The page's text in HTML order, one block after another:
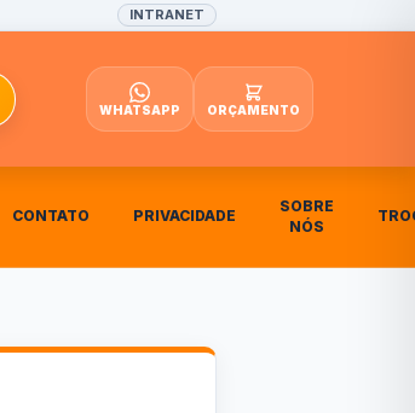
INTRANET
WHATSAPP ORÇAMENTO
CONTATO PRIVACIDADE
SOBRE
NÓS